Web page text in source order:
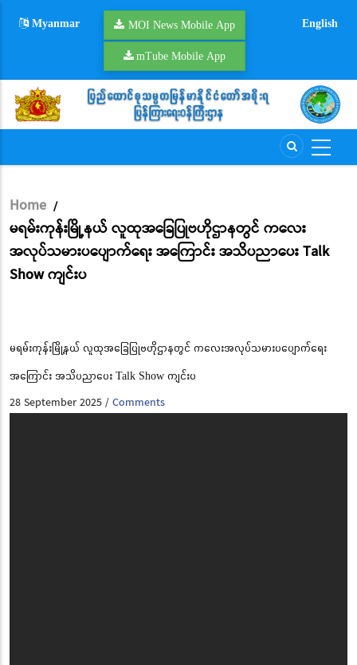
Myanmar MOI News Mobile App
mTube Mobile App
English
Breadcrumb
Home /
မရမ်းကုန်းမြို့နယ် လူထုအခြေပြုဗဟိုဌာနတွင် ကလေး
အလုပ်သမားပပျောက်ရေး အကြောင်း အသိပညာပေး Talk
Show ကျင်းပ
မရမ်းကုန်းမြို့နယ် လူထုအခြေပြုဗဟိုဌာနတွင် ကလေးအလုပ်သမားပပျောက်ရေး
အကြောင်း အသိပညာပေး Talk Show ကျင်းပ
28 September 2025/Comments